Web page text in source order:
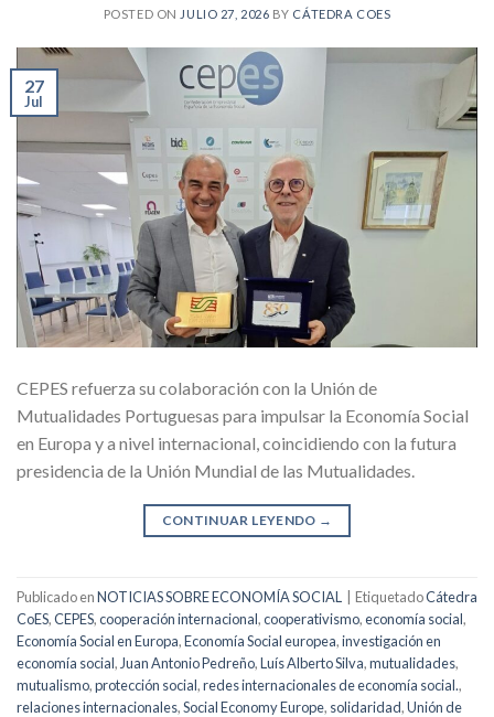
POSTED ON JULIO 27, 2026 BY CÁTEDRA COES
27
Jul
CEPES refuerza su colaboración con la Unión de
Mutualidades Portuguesas para impulsar la Economía Social
en Europa y a nivel internacional, coincidiendo con la futura
presidencia de la Unión Mundial de las Mutualidades.
CONTINUAR LEYENDO →
Publicado enNOTICIAS SOBRE ECONOMÍA SOCIAL EtiquetadoCátedra
CoES,CEPES,cooperación internacional,cooperativismo,economía social,
Economía Social en Europa,Economía Social europea,investigación en
economía social, Juan Antonio Pedreño,Luís Alberto Silva,mutualidades,
mutualismo,protección social,redes internacionales de economía social.,
relaciones internacionales,Social Economy Europe, solidaridad,Unión de